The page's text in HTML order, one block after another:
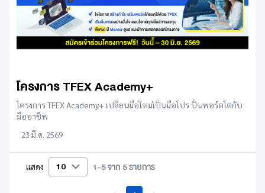
โครงการ TFEX Academy+
โครงการ TFEX Academy+ เปลี่ยนมือใหม่เป็นมือโปร ปั้นพอร์ตโตกับ
มืออาชีพ
23 มี.ค. 2569
แสดง 10
1-5 จาก 5 รายการ